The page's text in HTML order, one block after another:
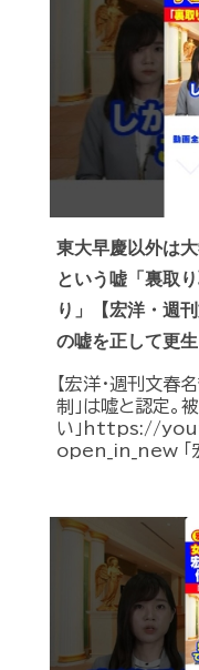
東大早慶以外は
という嘘「裏取
り」【宏洋・週
の嘘を正して更
【宏洋・週刊文春
制」は嘘と認定。
い」https://
open_in_new 「